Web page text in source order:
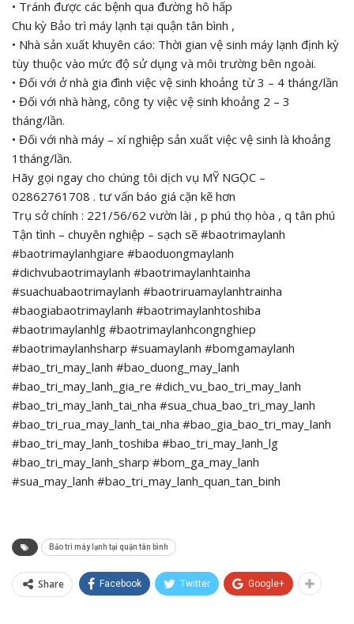
• Tránh được các bệnh qua đường hô hấp
Chu kỳ Bảo trì máy lạnh tại quận tân bình ,
• Nhà sản xuất khuyên cáo: Thời gian vệ sinh máy lạnh định kỳ
tùy thuộc vào mức độ sử dụng và môi trường bên ngoài.
• Đối với ở nhà gia đình việc vệ sinh khoảng từ 3 – 4 tháng/lần
• Đối với nhà hàng, công ty việc vệ sinh khoảng 2 – 3
tháng/lần.
• Đối với nhà máy – xí nghiệp sản xuất việc vệ sinh là khoảng
1tháng/lần.
Hãy gọi ngay cho chúng tôi dịch vụ MỸ NGỌC –
02862761708 . tư vấn báo giá cặn kẽ hơn
Trụ sở chính : 221/56/62 vườn lài , p phú thọ hòa , q tân phú
Tận tình – chuyên nghiệp – sạch sẽ #baotrimaylanh
#baotrimaylanhgiare #baoduongmaylanh
#dichvubaotrimaylanh #baotrimaylanhtainha
#suachuabaotrimaylanh #baotriruamaylanhtrainha
#baogiabaotrimaylanh #baotrimaylanhtoshiba
#baotrimaylanhlg #baotrimaylanhcongnghiep
#baotrimaylanhsharp #suamaylanh #bomgamaylanh
#bao_tri_may_lanh #bao_duong_may_lanh
#bao_tri_may_lanh_gia_re #dich_vu_bao_tri_may_lanh
#bao_tri_may_lanh_tai_nha #sua_chua_bao_tri_may_lanh
#bao_tri_rua_may_lanh_tai_nha #bao_gia_bao_tri_may_lanh
#bao_tri_may_lanh_toshiba #bao_tri_may_lanh_lg
#bao_tri_may_lanh_sharp #bom_ga_may_lanh
#sua_may_lanh #bao_tri_may_lanh_quan_tan_binh
Bảo trì máy lạnh tại quận tân bình
Share Facebook Twitter Google+